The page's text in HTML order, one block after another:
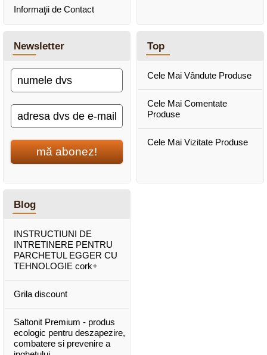
Informaţii de Contact
Newsletter
mă abonez!
Top
Cele Mai Vândute Produse
Cele Mai Comentate
Produse
Cele Mai Vizitate Produse
Blog
INSTRUCTIUNI DE
INTRETINERE PENTRU
PARCHETUL EGGER CU
TEHNOLOGIE cork+
Grila discount
Saltonit Premium - produs
ecologic pentru deszapezire,
combatere si prevenire a